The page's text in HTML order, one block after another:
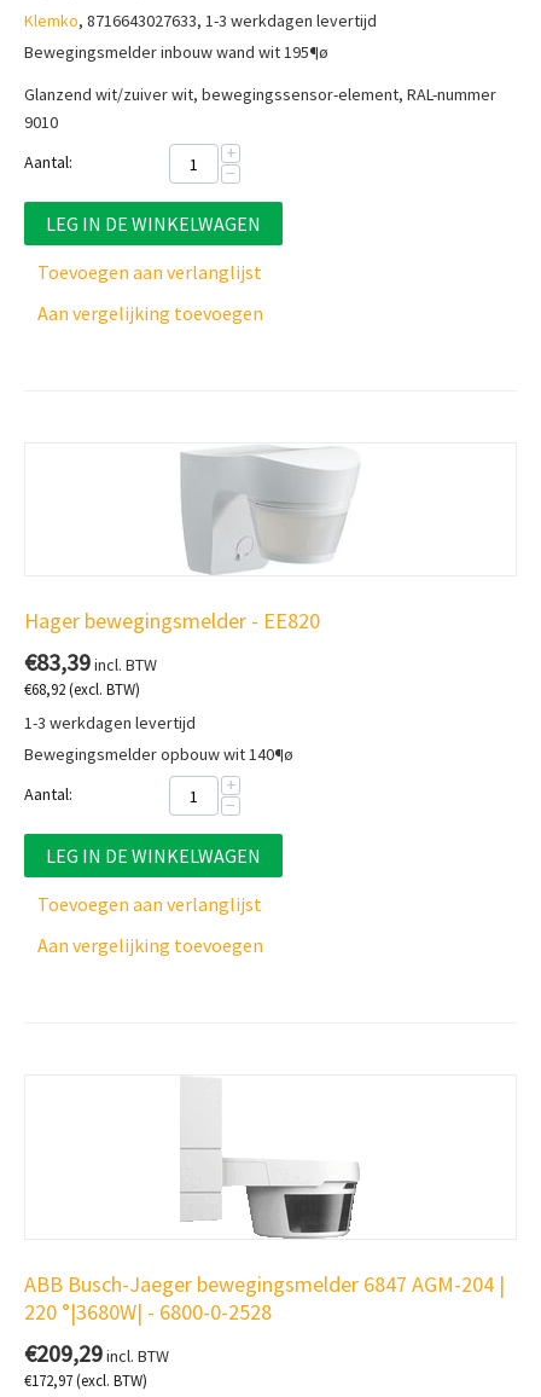
Klemko, 8716643027633, 1-3 werkdagen levertijd
Bewegingsmelder inbouw wand wit 195¶ø
Glanzend wit/zuiver wit, bewegingssensor-element, RAL-nummer
9010
Aantal:
+
−
LEG IN DE WINKELWAGEN
Toevoegen aan verlanglijst
Aan vergelijking toevoegen
Hager bewegingsmelder - EE820
€83,39incl. BTW
€68,92(excl. BTW)
1-3 werkdagen levertijd
Bewegingsmelder opbouw wit 140¶ø
Aantal:
+
−
LEG IN DE WINKELWAGEN
Toevoegen aan verlanglijst
Aan vergelijking toevoegen
ABB Busch-Jaeger bewegingsmelder 6847 AGM-204 |
220 °|3680W| - 6800-0-2528
€209,29incl. BTW
€172,97(excl. BTW)